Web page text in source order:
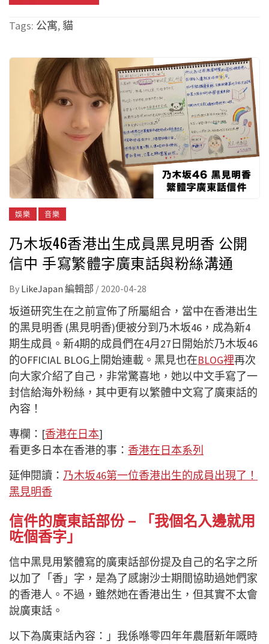
Tags: 公寓,貓
娛樂 音樂
乃木坂46香港出生成員黑見明香 公開
信中 手寫繁體字廣東話與粉絲溝通
By LikeJapan 編輯部 / 2020-04-28
坂道研究生在之前宣佈了所屬組合，當中在香港出生
的黑見明香 (黒見明香)便被分到乃木坂46，成為新4
期生成員。新4期的成員們在4月27日開始於乃木坂46
的OFFICIAL BLOG上開始連載。黑見也在BLOG裡再次
向大家介紹了自己，非常驚喜地，她以中文手寫了一
封信給海外粉絲，其中更有以繁體中文寫了廣東話的
內容！
專欄：[香港在日本]
看更多日本在香港的事： 香港在日本系列
延伸閱讀： 乃木坂46第一位香港出生的成員出現了！
黑見明香
信件的廣東話部份 – 「我個名入邊就用
咗個香字」
信中黑見用繁體寫的廣東話部份提及自己的名字之所
以加了「香」字，是為了感謝沙士期間協助過她們家
的香港人。不過，雖然她在香港出生，但其實不太會
說廣東話。
以下為廣東話內容：」我係喺零四年年農曆新年嘅時